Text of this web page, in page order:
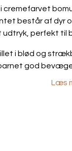
cremefarvet
består af dyr
perfekt til
i blød og
god
og afsluttetLæs